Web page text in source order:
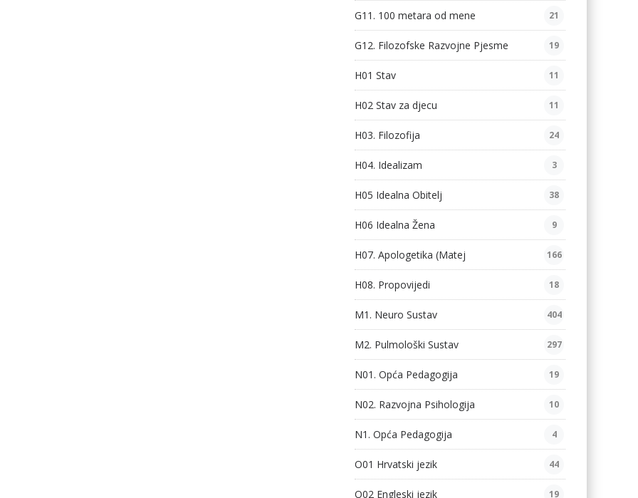
G11. 100 metara od mene 21
G12. Filozofske Razvojne Pjesme 19
H01 Stav 11
H02 Stav za djecu 11
H03. Filozofija 24
H04. Idealizam 3
H05 Idealna Obitelj 38
H06 Idealna Žena 9
H07. Apologetika (Matej 166
H08. Propovijedi 18
M1. Neuro Sustav 404
M2. Pulmološki Sustav 297
N01. Opća Pedagogija 19
N02. Razvojna Psihologija 10
N1. Opća Pedagogija 4
O01 Hrvatski jezik 44
O02 Engleski jezik 19